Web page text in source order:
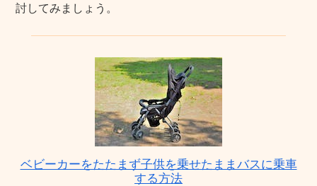
討してみましょう。
ベビーカーをたたまず子供を乗せたままバスに乗車
する方法